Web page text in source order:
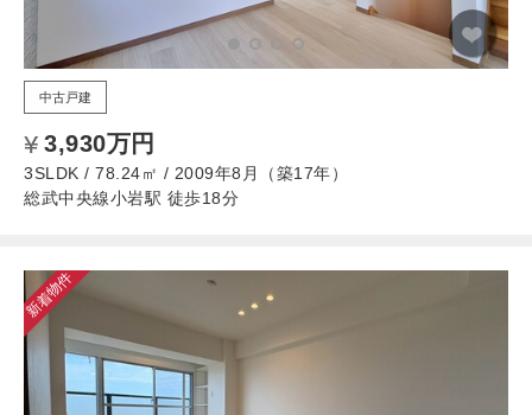
中古戸建
3,930万円
3SLDK / 78.24㎡ / 2009年8月（築17年）
総武中央線小岩駅 徒歩18分
新着物件